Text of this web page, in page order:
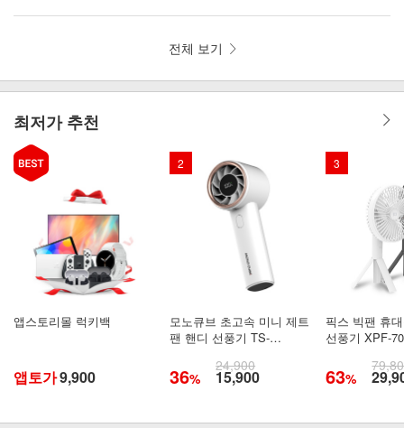
전체 보기
최저가 추천
앱스토리몰 럭키백
앱토가9,900
2
모노큐브 초고속 미니 제트
팬 핸디 선풍기 TS-
36%
24,900
15,900
3
픽스 빅팬 휴
선풍기 XPF-
63%